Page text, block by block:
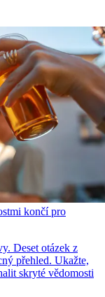
končí pro
Deset otázek z
přehled. Ukažte,
skryté vědomosti